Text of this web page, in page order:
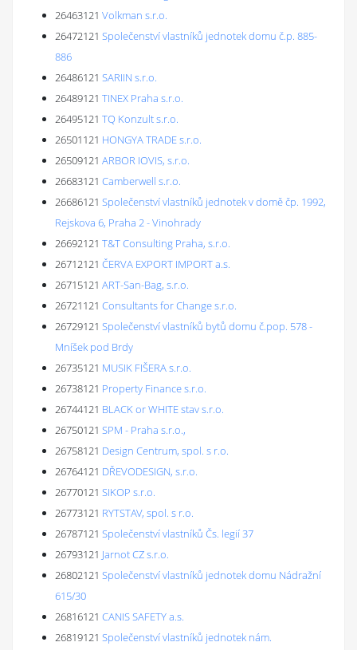
26463121 Volkman s.r.o.
26472121 Společenství vlastníků jednotek domu č.p. 885-
886
26486121 SARIIN s.r.o.
26489121 TINEX Praha s.r.o.
26495121 TQ Konzult s.r.o.
26501121 HONGYA TRADE s.r.o.
26509121 ARBOR IOVIS, s.r.o.
26683121 Camberwell s.r.o.
26686121 Společenství vlastníků jednotek v domě čp. 1992,
Rejskova 6, Praha 2 - Vinohrady
26692121 T&T Consulting Praha, s.r.o.
26712121 ČERVA EXPORT IMPORT a.s.
26715121 ART-San-Bag, s.r.o.
26721121 Consultants for Change s.r.o.
26729121 Společenství vlastníků bytů domu č.pop. 578 -
Mníšek pod Brdy
26735121 MUSIK FIŠERA s.r.o.
26738121 Property Finance s.r.o.
26744121 BLACK or WHITE stav s.r.o.
26750121 SPM - Praha s.r.o.,
26758121 Design Centrum, spol. s r.o.
26764121 DŘEVODESIGN, s.r.o.
26770121 SIKOP s.r.o.
26773121 RYTSTAV, spol. s r.o.
26787121 Společenství vlastníků Čs. legií 37
26793121 Jarnot CZ s.r.o.
26802121 Společenství vlastníků jednotek domu Nádražní
615/30
26816121 CANIS SAFETY a.s.
26819121 Společenství vlastníků jednotek nám.